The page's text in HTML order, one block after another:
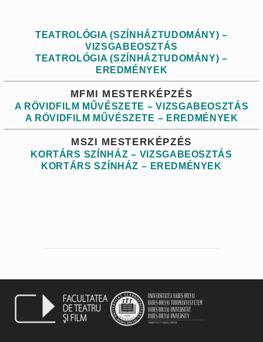
TEATROLÓGIA (SZÍNHÁZTUDOMÁNY) –
VIZSGABEOSZTÁS
TEATROLÓGIA (SZÍNHÁZTUDOMÁNY) –
EREDMÉNYEK
MFMI MESTERKÉPZÉS
A RÖVIDFILM MŰVÉSZETE – VIZSGABEOSZTÁS
A RÖVIDFILM MŰVÉSZETE – EREDMÉNYEK
MSZI MESTERKÉPZÉS
KORTÁRS SZÍNHÁZ – VIZSGABEOSZTÁS
KORTÁRS SZÍNHÁZ – EREDMÉNYEK